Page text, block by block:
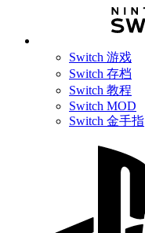
Switch 游戏
Switch 存档
Switch 教程
Switch MOD
Switch 金手指